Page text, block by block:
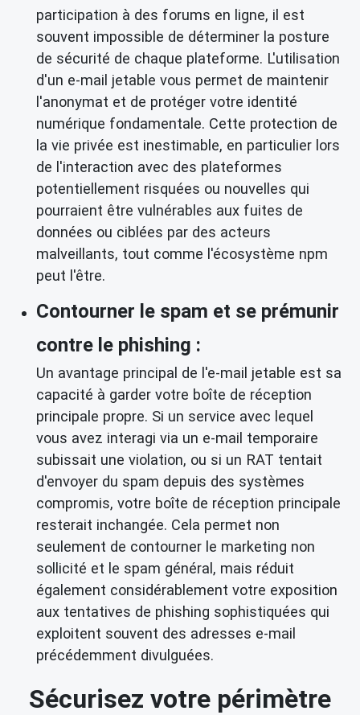
participation à des forums en ligne, il est
souvent impossible de déterminer la posture
de sécurité de chaque plateforme. L'utilisation
d'un e-mail jetable vous permet de maintenir
l'anonymat et de protéger votre identité
numérique fondamentale. Cette protection de
la vie privée est inestimable, en particulier lors
de l'interaction avec des plateformes
potentiellement risquées ou nouvelles qui
pourraient être vulnérables aux fuites de
données ou ciblées par des acteurs
malveillants, tout comme l'écosystème npm
peut l'être.
Contourner le spam et se prémunir
contre le phishing :
Un avantage principal de l'e-mail jetable est sa
capacité à garder votre boîte de réception
principale propre. Si un service avec lequel
vous avez interagi via un e-mail temporaire
subissait une violation, ou si un RAT tentait
d'envoyer du spam depuis des systèmes
compromis, votre boîte de réception principale
resterait inchangée. Cela permet non
seulement de contourner le marketing non
sollicité et le spam général, mais réduit
également considérablement votre exposition
aux tentatives de phishing sophistiquées qui
exploitent souvent des adresses e-mail
précédemment divulguées.
Sécurisez votre périmètre